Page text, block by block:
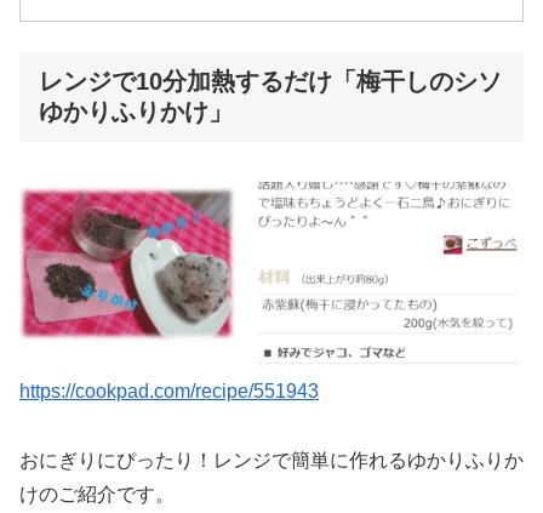
レンジで10分加熱するだけ「梅干しのシソ
ゆかりふりかけ」
https://cookpad.com/recipe/551943
おにぎりにぴったり！レンジで簡単に作れるゆかりふりか
けのご紹介です。